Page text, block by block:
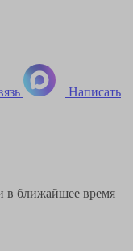
Написать
в ближайшее время